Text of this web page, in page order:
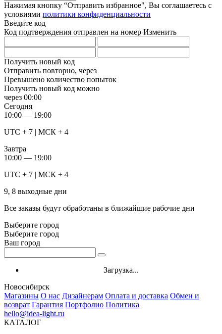
Нажимая кнопку “Отправить избранное", Вы соглашаетесь c
условиями политики конфиденциальности
Введите код
Код подтверждения отправлен на номер Изменить
Получить новый код
Отправить повторно, через
Превышено количество попыток
Получить новый код можно
через 00:00
Сегодня
10:00 — 19:00
UTC + 7 | МСК + 4
Завтра
10:00 — 19:00
UTC + 7 | МСК + 4
9, 8 выходные дни
Все заказы будут обработаны в ближайшие рабочие дни
Выберите город
Выберите город
Ваш город
Загрузка...
Новосибирск
Магазины О нас Дизайнерам Оплата и доставка Обмен и
возврат Гарантия Портфолио Политика
hello@idea-light.ru
КАТАЛОГ